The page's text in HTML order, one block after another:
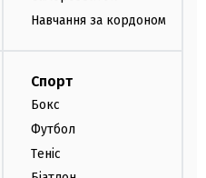
Навчання за кордоном
Спорт
Бокс
Футбол
Теніс